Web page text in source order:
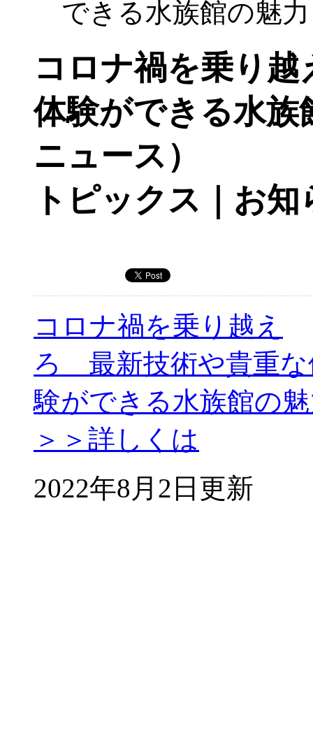
できる水族館の魅
コロナ禍を乗り
体験ができる水族
ニュース）
トピックス｜お知
コロナ禍を乗り越え
ろ 最新技術や貴重な
験ができる水族館の
＞＞詳しくは
2022年8月2日更新